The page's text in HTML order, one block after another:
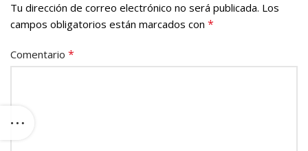
Tu dirección de correo electrónico no será publicada. Los
campos obligatorios están marcados con *
Comentario *